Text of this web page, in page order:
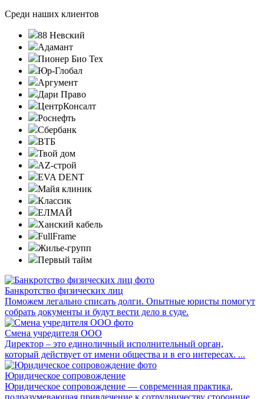
Среди наших клиентов
88 Невский
Адамант
Пионер Био Тех
Юр-Глобал
Аргумент
Дари Право
ЦентрКонсалт
Роснефть
Сбербанк
ВТБ
Твой дом
AZ-строй
EVA DENT
Майя клиник
Классик
ЕЛМАЙ
Ханский кабель
FullFrame
Жилье-групп
Первый тайм
Банкротство физических лиц
Поможем легально списать долги. Опытные юристы помогут
собрать документы и будут вести дело в суде.
Смена учредителя ООО
Директор – это единоличный исполнительный орган,
который действует от имени общества и в его интересах. ...
Юридическое сопровождение
Юридическое сопровождение — современная практика,